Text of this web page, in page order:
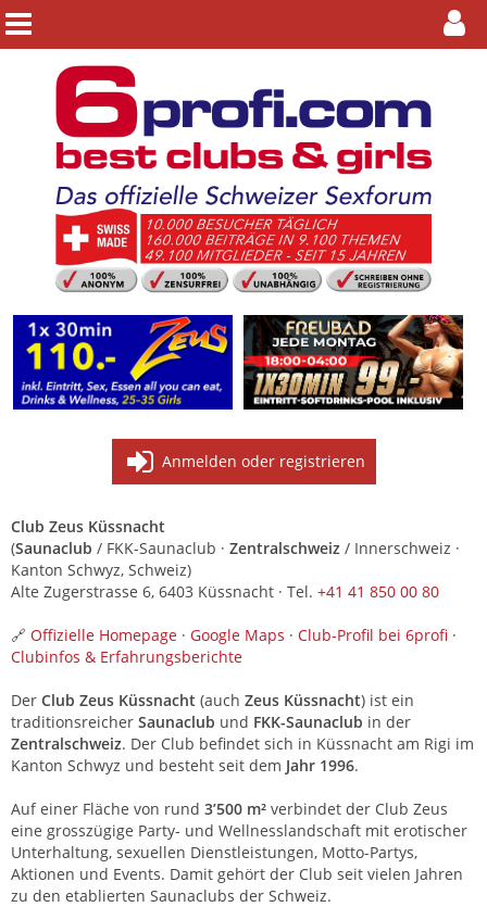
Anmelden oder registrieren
Club Zeus Küssnacht
(Saunaclub / FKK-Saunaclub · Zentralschweiz / Innerschweiz ·
Kanton Schwyz, Schweiz)
Alte Zugerstrasse 6, 6403 Küssnacht · Tel. +41 41 850 00 80
🔗 Offizielle Homepage · Google Maps · Club-Profil bei 6profi ·
Clubinfos & Erfahrungsberichte
Der Club Zeus Küssnacht (auch Zeus Küssnacht) ist ein
traditionsreicher Saunaclub und FKK-Saunaclub in der
Zentralschweiz. Der Club befindet sich in Küssnacht am Rigi im
Kanton Schwyz und besteht seit dem Jahr 1996.
Auf einer Fläche von rund 3’500 m² verbindet der Club Zeus
eine grosszügige Party- und Wellnesslandschaft mit erotischer
Unterhaltung, sexuellen Dienstleistungen, Motto-Partys,
Aktionen und Events. Damit gehört der Club seit vielen Jahren
zu den etablierten Saunaclubs der Schweiz.